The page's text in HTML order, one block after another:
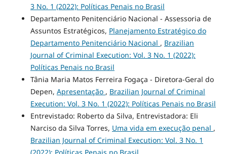
3 No. 1 (2022): Políticas Penais no Brasil
Departamento Penitenciário Nacional - Assessoria de
Assuntos Estratégicos, Planejamento Estratégico do
Departamento Penitenciário Nacional , Brazilian
Journal of Criminal Execution: Vol. 3 No. 1 (2022):
Políticas Penais no Brasil
Tânia Maria Matos Ferreira Fogaça - Diretora-Geral do
Depen, Apresentação , Brazilian Journal of Criminal
Execution: Vol. 3 No. 1 (2022): Políticas Penais no Brasil
Entrevistado: Roberto da Silva, Entrevistadora: Eli
Narciso da Silva Torres, Uma vida em execução penal ,
Brazilian Journal of Criminal Execution: Vol. 3 No. 1